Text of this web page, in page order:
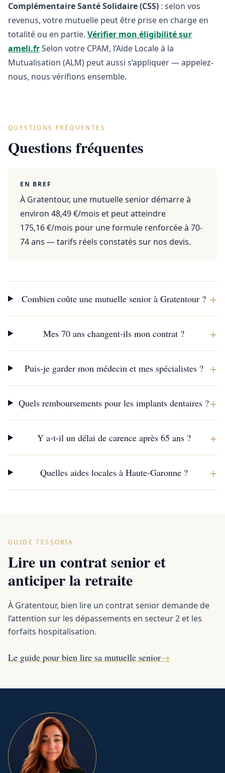
Complémentaire Santé Solidaire (CSS) : selon vos
revenus, votre mutuelle peut être prise en charge en
totalité ou en partie. Vérifier mon éligibilité sur
ameli.frSelon votre CPAM, l’Aide Locale à la
Mutualisation (ALM) peut aussi s’appliquer — appelez-
nous, nous vérifions ensemble.
QUESTIONS FRÉQUENTES
Questions fréquentes
EN BREF
À Gratentour, une mutuelle senior démarre à
environ 48,49 €/mois et peut atteindre
175,16 €/mois pour une formule renforcée à 70-
74 ans — tarifs réels constatés sur nos devis.
Combien coûte une mutuelle senior à Gratentour ? +
Mes 70 ans changent-ils mon contrat ? +
Puis-je garder mon médecin et mes spécialistes ? +
Quels remboursements pour les implants dentaires ?+
Y a-t-il un délai de carence après 65 ans ? +
Quelles aides locales à Haute-Garonne ? +
GUIDE TESSORIA
Lire un contrat senior et
anticiper la retraite
À Gratentour, bien lire un contrat senior demande de
l’attention sur les dépassements en secteur 2 et les
forfaits hospitalisation.
Le guide pour bien lire sa mutuelle senior→